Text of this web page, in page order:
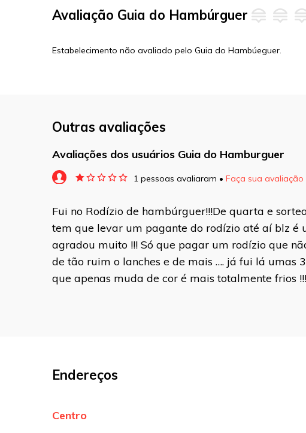
Avaliação Guia do Hambúrguer
Estabelecimento não avaliado pelo Guia do Hambúeguer.
Outras avaliações
Avaliações dos usuários Guia do Hamburguer
1 pessoas avaliaram • Faça sua avaliação
marcados com*
Comentário
Site
Fui no Rodízio de hambúrguer!!!De quarta e
tem que levar um pagante do rodízio até aí blz é
agradou muito !!! Só que pagar um rodízio que
de tão ruim o lanches e de mais …. já fui lá umas
que apenas muda de cor é mais totalmente frios
Endereços
Centro